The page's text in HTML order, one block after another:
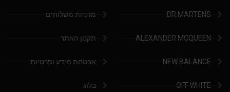
DR.MARTENS
ALEXANDER MCQUEEN
NEW BALANCE
OFF WHITE
מדניות משלוחים
תקנון האתר
אבטחת מידע ופרטיות
בלוג